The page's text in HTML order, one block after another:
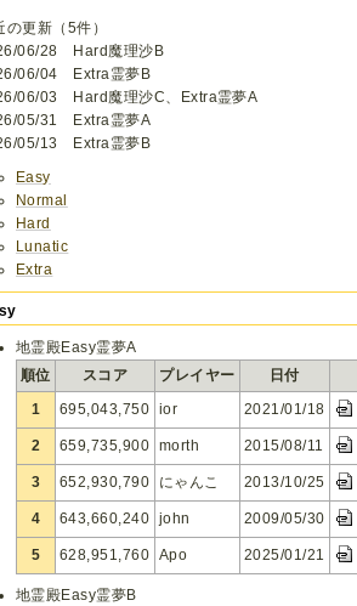
の更新（5件）
06/28 Hard魔理沙B
06/04 Extra霊夢B
06/03 Hard魔理沙C、Extra霊夢A
05/31 Extra霊夢A
05/13 Extra霊夢B
Easy
Normal
Hard
Lunatic
Extra
地霊殿Easy霊夢A
順位
スコア プレイヤー 日付
1
695,043,750 ior 2021/01/18
2
659,735,900 morth 2015/08/11
3
652,930,790 にゃんこ 2013/10/25
4
643,660,240 john 2009/05/30
5
628,951,760 Apo 2025/01/21
地霊殿Easy霊夢B